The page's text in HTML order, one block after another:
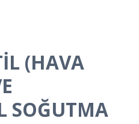
(HAVA
SOĞUTMA